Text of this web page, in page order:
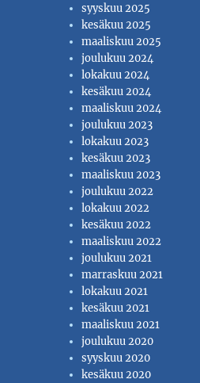
syyskuu 2025
kesäkuu 2025
maaliskuu 2025
joulukuu 2024
lokakuu 2024
kesäkuu 2024
maaliskuu 2024
joulukuu 2023
lokakuu 2023
kesäkuu 2023
maaliskuu 2023
joulukuu 2022
lokakuu 2022
kesäkuu 2022
maaliskuu 2022
joulukuu 2021
marraskuu 2021
lokakuu 2021
kesäkuu 2021
maaliskuu 2021
joulukuu 2020
syyskuu 2020
kesäkuu 2020